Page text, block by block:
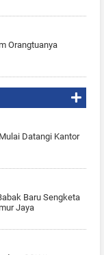
Orangtuanya
Datangi Kantor
Baru Sengketa
Jaya